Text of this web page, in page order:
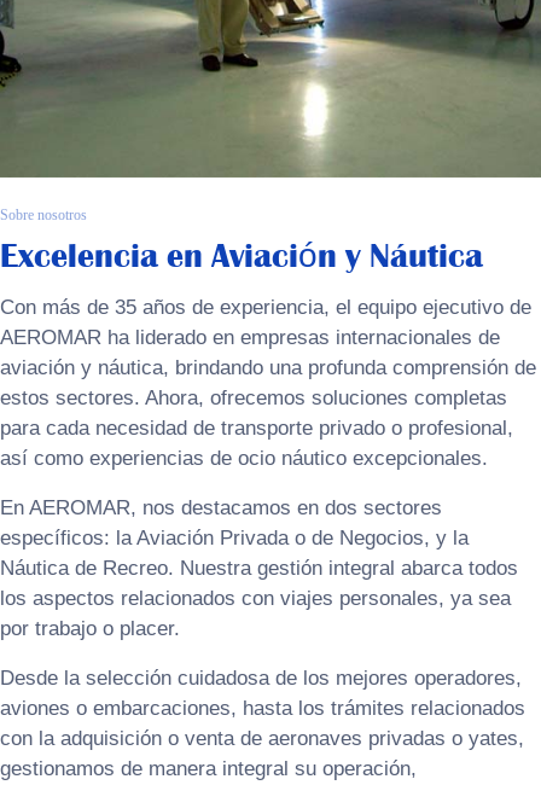
Sobre nosotros
Excelencia en Aviación y Náutica
Con más de 35 años de experiencia, el equipo ejecutivo de
AEROMAR ha liderado en empresas internacionales de
aviación y náutica, brindando una profunda comprensión de
estos sectores. Ahora, ofrecemos soluciones completas
para cada necesidad de transporte privado o profesional,
así como experiencias de ocio náutico excepcionales.
En AEROMAR, nos destacamos en dos sectores
específicos: la Aviación Privada o de Negocios, y la
Náutica de Recreo. Nuestra gestión integral abarca todos
los aspectos relacionados con viajes personales, ya sea
por trabajo o placer.
Desde la selección cuidadosa de los mejores operadores,
aviones o embarcaciones, hasta los trámites relacionados
con la adquisición o venta de aeronaves privadas o yates,
gestionamos de manera integral su operación,